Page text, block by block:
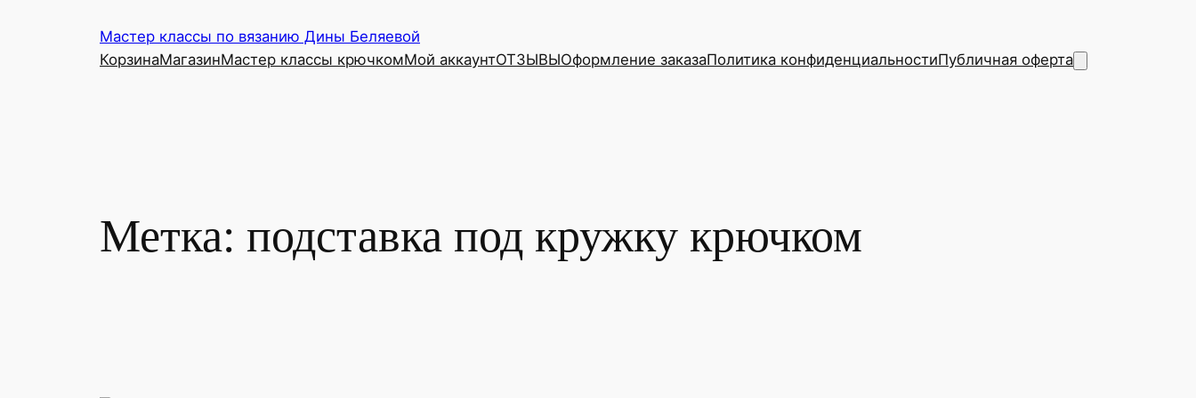
содержимому
Мастер классы по вязанию Дины Беляевой
КорзинаМагазинМастер классы крючкомМой аккаунтОТЗЫВЫОформление заказаПолитика конфиденциальностиПубличная оферта
Метка: подставка под кружку крючком